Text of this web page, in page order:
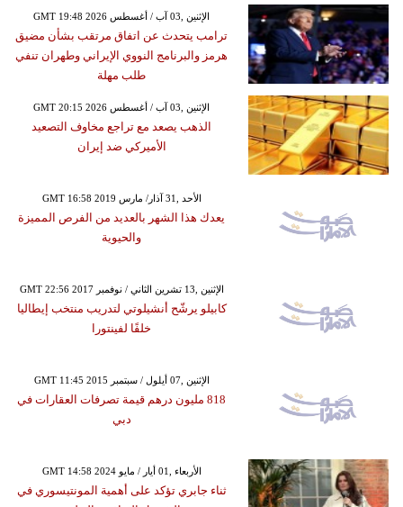
GMT 19:48 2026 الإثنين ,03 آب / أغسطس
ترامب يتحدث عن اتفاق مرتقب بشأن مضيق
هرمز والبرنامج النووي الإيراني وطهران تنفي
طلب مهلة
GMT 20:15 2026 الإثنين ,03 آب / أغسطس
الذهب يصعد مع تراجع مخاوف التصعيد
الأميركي ضد إيران
GMT 16:58 2019 الأحد ,31 آذار/ مارس
يعدك هذا الشهر بالعديد من الفرص المميزة
والحيوية
GMT 22:56 2017 الإثنين ,13 تشرين الثاني / نوفمبر
كابيلو يرشّح أنشيلوتي لتدريب منتخب إيطاليا
خلفًا لفينتورا
GMT 11:45 2015 الإثنين ,07 أيلول / سبتمبر
818 مليون درهم قيمة تصرفات العقارات في
دبي
GMT 14:58 2024 الأربعاء ,01 أيار / مايو
ثناء جابري تؤكد على أهمية المونتيسوري في